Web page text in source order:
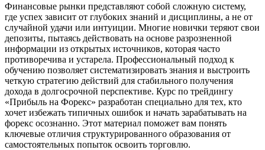
Финансовые рынки представляют собой сложную систему,
где успех зависит от глубоких знаний и дисциплины, а не от
случайной удачи или интуиции. Многие новички теряют свои
депозиты, пытаясь действовать на основе разрозненной
информации из открытых источников, которая часто
противоречива и устарела. Профессиональный подход к
обучению позволяет систематизировать знания и выстроить
четкую стратегию действий для стабильного получения
дохода в долгосрочной перспективе. Курс по трейдингу
«Прибыль на Форекс» разработан специально для тех, кто
хочет избежать типичных ошибок и начать зарабатывать на
форекс осознанно. Этот материал поможет вам понять
ключевые отличия структурированного образования от
самостоятельных попыток освоить торговлю.